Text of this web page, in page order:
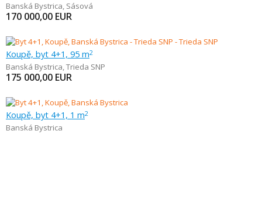
Banská Bystrica, Sásová
170 000,00 EUR
Koupě, byt 4+1, 95 m2
Banská Bystrica,Trieda SNP
175 000,00 EUR
Koupě, byt 4+1, 1 m2
Banská Bystrica